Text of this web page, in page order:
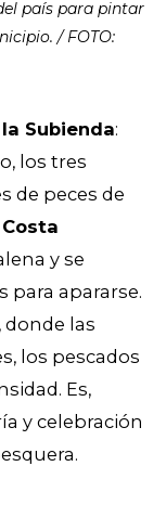
país para pintar
/ FOTO:
Subienda:
los tres
de peces de
Costa
y se
para apararse.
donde las
los pescados
Es,
y celebración